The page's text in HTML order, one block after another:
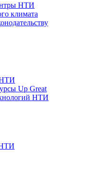
НТИ
климата
НТИ
Up Great
НТИ